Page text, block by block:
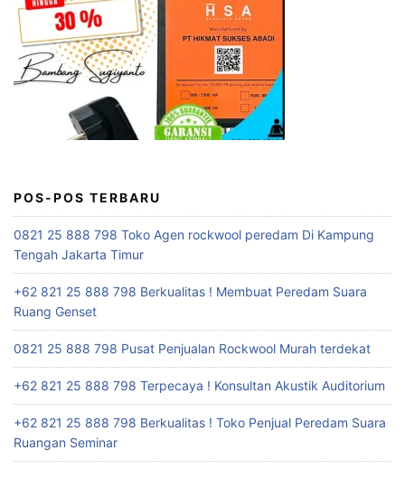
POS-POS TERBARU
0821 25 888 798 Toko Agen rockwool peredam Di Kampung
Tengah Jakarta Timur
+62 821 25 888 798 Berkualitas ! Membuat Peredam Suara
Ruang Genset
0821 25 888 798 Pusat Penjualan Rockwool Murah terdekat
+62 821 25 888 798 Terpecaya ! Konsultan Akustik Auditorium
+62 821 25 888 798 Berkualitas ! Toko Penjual Peredam Suara
Ruangan Seminar